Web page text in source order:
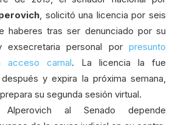
, solicitó una licencia por seis
haberes tras ser denunciado por su
exsecretaria personal por presunto
acceso carnal. La licencia la fue
y expira la próxima semana,
su segunda sesión virtual.
al Senado depende